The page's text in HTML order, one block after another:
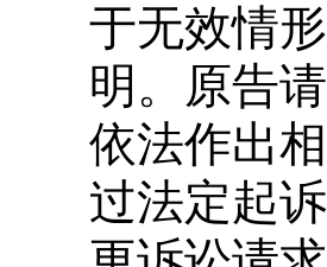
于无效情
明。原告
依法作出
过法定起